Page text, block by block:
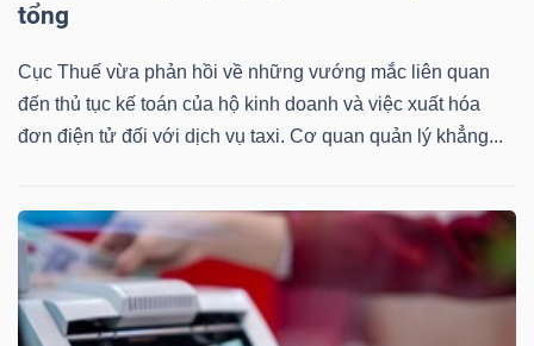
tổng
Cục Thuế vừa phản hồi về những vướng mắc liên quan
đến thủ tục kế toán của hộ kinh doanh và việc xuất hóa
đơn điện tử đối với dịch vụ taxi. Cơ quan quản lý khẳng...
vụ
(-)
Đào
tạo